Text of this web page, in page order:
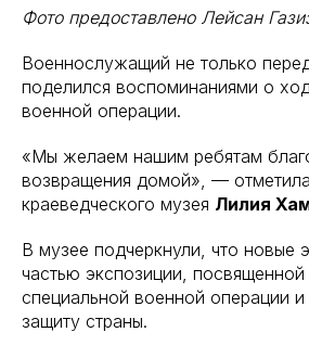
Фото предоставлено Лейсан
Военнослужащий не только
поделился воспоминаниями о
военной операции.
«Мы желаем нашим ребятам
возвращения домой», —
краеведческого музея Лилия
В музее подчеркнули, что новые
частью экспозиции, посвященной
специальной военной операции
защиту страны.